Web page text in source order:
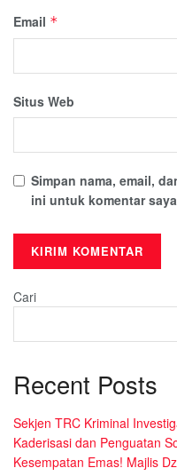
Email *
Situs Web
Simpan nama, email,
ini untuk komentar
Cari
Recent Posts
Sekjen TRC Kriminal
Kaderisasi dan Penguatan
Kesempatan Emas! Majlis